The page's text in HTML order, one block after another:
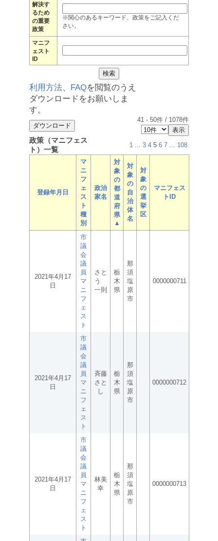
解決す
るため
の重要
政策
※関心のあるキーワード、政策をご記入くだ
さい。
マニフ
ェスト
ID
利用方法、 FAQを閲覧のうえ
ダウンロードをお願いしま
す。
41 - 50件 / 1078件
政策（マニフェス
ト）一覧
1 ... 3 4 5 6 7 ... 108
登録年月日
マ
ニ
フ
ェ
ス
ト
種
別
政治
家名
対
象
の
都
道
府
県
▲
対
象
の
自
治
体
名
対
象
の
選
挙
区
マニフェス
トID
2021年4月17
日
市
議
会
議
員
マ
ニ
フ
ェ
ス
ト
さと
う
一則
栃
木
県
那
須
塩
原
市
0000000711
2021年4月17
日
市
議
会
議
員
マ
ニ
フ
ェ
ス
ト
斉藤
さと
し
栃
木
県
那
須
塩
原
市
0000000712
2021年4月17
日
市
議
会
議
員
マ
ニ
フ
ェ
ス
ト
林美
幸
栃
木
県
那
須
塩
原
市
0000000713